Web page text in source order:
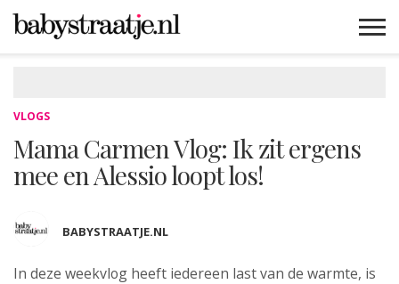
VLOGS
Mama Carmen Vlog: Ik zit ergens
mee en Alessio loopt los!
BABYSTRAATJE.NL
In deze weekvlog heeft iedereen lastvan de warmte, is